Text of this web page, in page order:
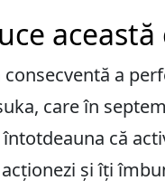
a
care în
că
și îți